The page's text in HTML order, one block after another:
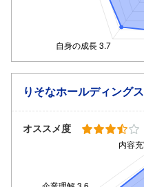
りそなホールディングス
オススメ度